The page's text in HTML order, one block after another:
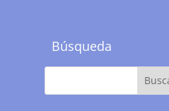
Búsqueda